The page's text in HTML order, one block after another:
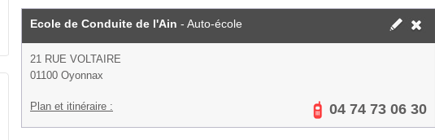
Ecole de Conduite de l'Ain - Auto-école
21 RUE VOLTAIRE
01100 Oyonnax
Plan et itinéraire : 04 74 73 06 30